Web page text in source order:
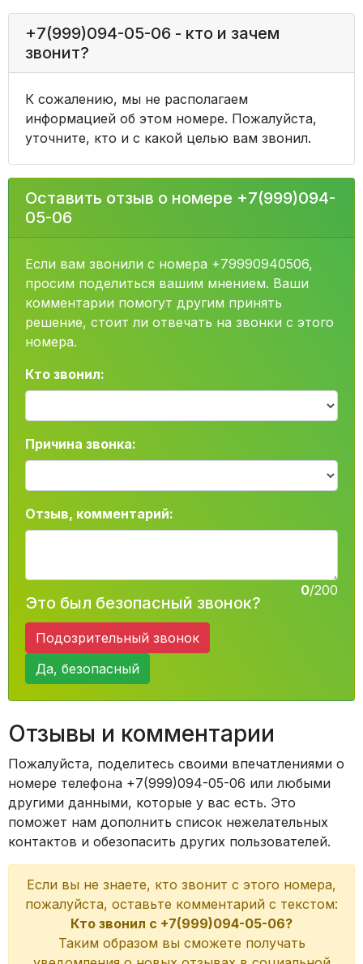
+7(999)094-05-06 - кто и зачем
звонит?
К сожалению, мы не располагаем
информацией об этом номере. Пожалуйста,
уточните, кто и с какой целью вам звонил.
Оставить отзыв о номере +7(999)094-
05-06
Если вам звонили с номера +79990940506,
просим поделиться вашим мнением. Ваши
комментарии помогут другим принять
решение, стоит ли отвечать на звонки с этого
номера.
Кто звонил:
Причина звонка:
Отзыв, комментарий:
0/200
Это был безопасный звонок?
Подозрительный звонок
Да, безопасный
Отзывы и комментарии
Пожалуйста, поделитесь своими впечатлениями о
номере телефона +7(999)094-05-06 или любыми
другими данными, которые у вас есть. Это
поможет нам дополнить список нежелательных
контактов и обезопасить других пользователей.
Если вы не знаете, кто звонит с этого номера,
пожалуйста, оставьте комментарий с текстом:
Кто звонил с +7(999)094-05-06?
Таким образом вы сможете получать